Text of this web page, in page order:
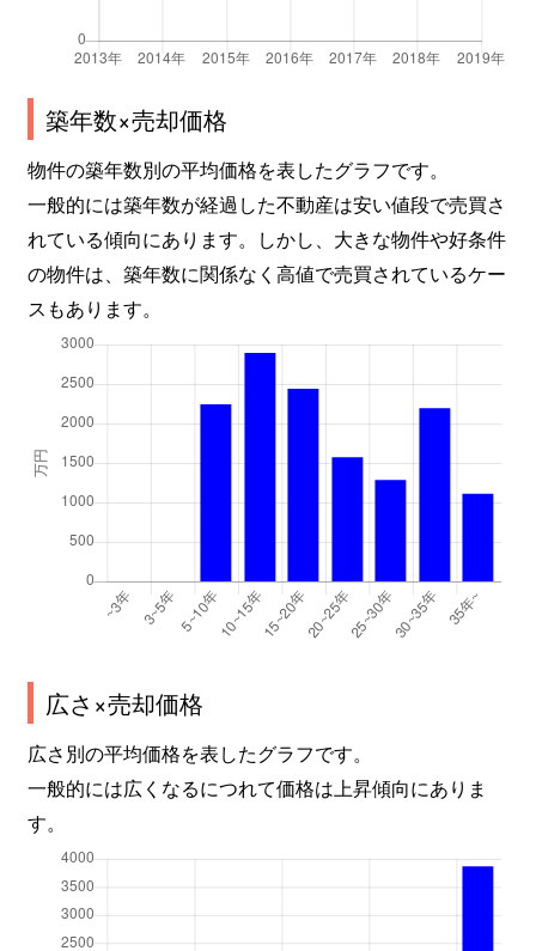
築年数×売却価格
物件の築年数別の平均価格を表したグラフです。
一般的には築年数が経過した不動産は安い値段で売買さ
れている傾向にあります。しかし、大きな物件や好条件
の物件は、築年数に関係なく高値で売買されているケー
スもあります。
広さ×売却価格
広さ別の平均価格を表したグラフです。
一般的には広くなるにつれて価格は上昇傾向にありま
す。